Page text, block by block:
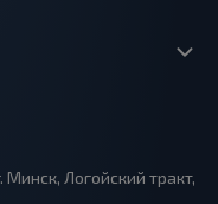
Логойский тракт,